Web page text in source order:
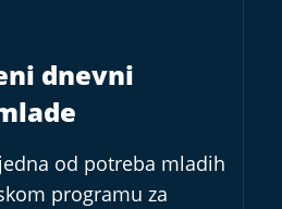
dnevni
od potreba mladih
programu za